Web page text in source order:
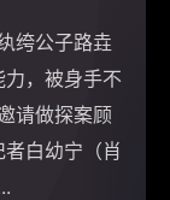
绔公子路垚
力，被身手不
请做探案顾
白幼宁（肖